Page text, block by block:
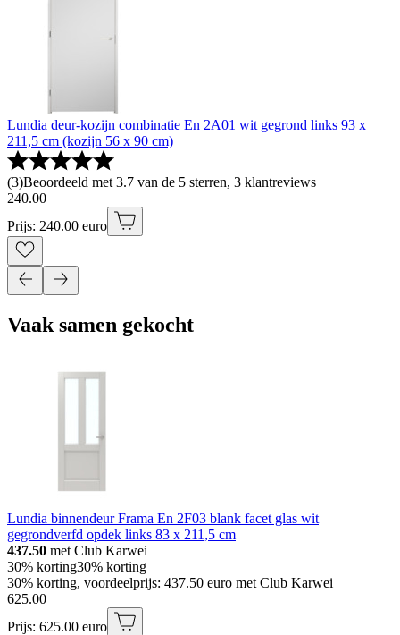
Lundia deur-kozijn combinatie En 2A01 wit gegrond links 93 x
211,5 cm (kozijn 56 x 90 cm)
(3)Beoordeeld met 3.7 van de 5 sterren, 3 klantreviews
240.00
Prijs: 240.00 euro
Vaak samen gekocht
Lundia binnendeur Frama En 2F03 blank facet glas wit
gegrondverfd opdek links 83 x 211,5 cm
437.50 met Club Karwei
30% korting30% korting
30% korting, voordeelprijs: 437.50 euro met Club Karwei
625.00
Prijs: 625.00 euro